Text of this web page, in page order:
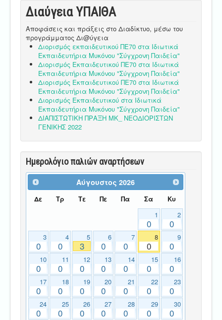
Διαύγεια ΥΠΑΙΘA
Αποφάσεις και πράξεις στο Διαδίκτυο, μέσω του
προγράμματος Δι@ύγεια
Διορισμός εκπαιδευτικού ΠΕ70 στα Ιδιωτικά
Εκπαιδευτήρια Μυκόνου "Σύγχρονη Παιδεία"
Διορισμός Εκπαιδευτικού ΠΕ70 στα Ιδιωτικά
Εκπαιδευτήρια Μυκόνου "Σύγχρονη Παιδεία"
Διορισμός Εκπαιδευτικού ΠΕ70 στα Ιδιωτικά
Εκπαιδευτήρια Μυκόνου "Σύγχρονη Παιδεία"
Διορισμός Εκπαιδευτικού στα Ιδιωτικά
Εκπαιδευτήρια Μυκόνου "Σύγχρονη Παιδεία"
ΔΙΑΠΙΣΤΩΤΙΚΗ ΠΡΑΞΗ ΜΚ_ ΝΕΟΔΙΟΡΙΣΤΩΝ
ΓΕΝΙΚΗΣ 2022
Ημερολόγιο παλιών αναρτήσεων
Αύγουστος 2026
Δε Τρ Τε Πε Πα Σα Κυ
1
0
2
0
3
0
4
0
5
3
6
0
7
0
8
0
9
0
10
0
11
0
12
0
13
0
14
0
15
0
16
0
17
0
18
0
19
0
20
0
21
0
22
0
23
0
24
0
25
0
26
0
27
0
28
0
29
0
30
0